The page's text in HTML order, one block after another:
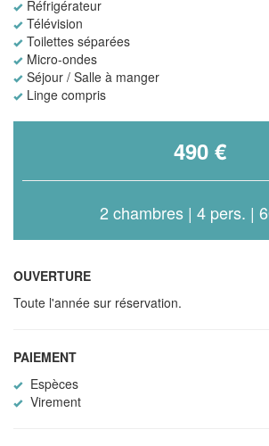
Réfrigérateur
Télévision
Toilettes séparées
Micro-ondes
Séjour / Salle à manger
Linge compris
490 €
2 chambres | 4 pers. |
OUVERTURE
Toute l'année sur réservation.
PAIEMENT
Espèces
Virement